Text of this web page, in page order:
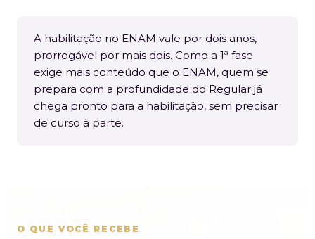
A habilitação no ENAM vale por dois anos,
prorrogável por mais dois. Como a 1ª fase
exige mais conteúdo que o ENAM, quem se
prepara com a profundidade do Regular já
chega pronto para a habilitação, sem precisar
de curso à parte.
O QUE VOCÊ RECEBE